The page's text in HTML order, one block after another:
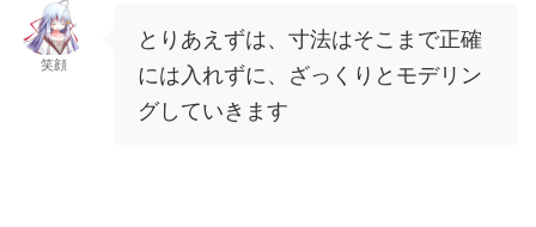
笑顔
とりあえずは、寸法はそこまで正確
には入れずに、ざっくりとモデリン
グしていきます